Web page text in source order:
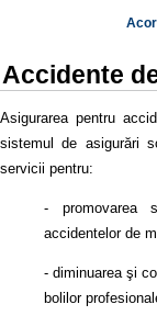
Accidente
Asigurarea pentru
sistemul de asigurări
servicii pentru:
- promovarea
accidentelor de
- diminuarea şi
bolilor